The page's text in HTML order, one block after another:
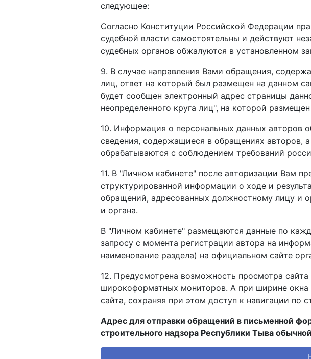
следующее:
Согласно Конституции Российской Федерации
судебной власти самостоятельны и действуют
судебных органов обжалуются в установленном
9. В случае направления Вами обращения,
лиц, ответ на который был размещен на данном
будет сообщен электронный адрес страницы
неопределенного круга лиц", на которой
10. Информация о персональных данных авторов
сведения, содержащиеся в обращениях авторов,
обрабатываются с соблюдением требований
11. В "Личном кабинете" после авторизации Вам
структурированной информации о ходе и
обращений, адресованных должностному лицу и
и органа.
В "Личном кабинете" размещаются данные по
запросу с момента регистрации автора на
наименование раздела) на официальном сайте
12. Предусмотрена возможность просмотра
широкоформатных мониторов. А при ширине
сайта, сохраняя при этом доступ к навигации
Адрес для отправки обращений в письменной
строительного надзора Республики Тыва